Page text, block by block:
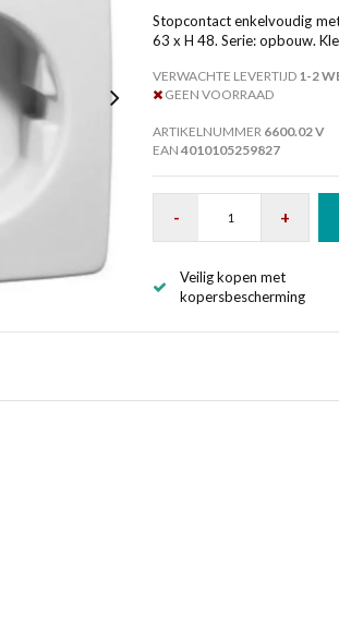
Stopcontact enkelvoudig
63 x H 48. Serie: opbouw.
VERWACHTE LEVERTIJD1-2
GEEN VOORRAAD
ARTIKELNUMMER 6600.02 V
EAN 4010105259827
- +
Veilig kopen met
kopersbescherming